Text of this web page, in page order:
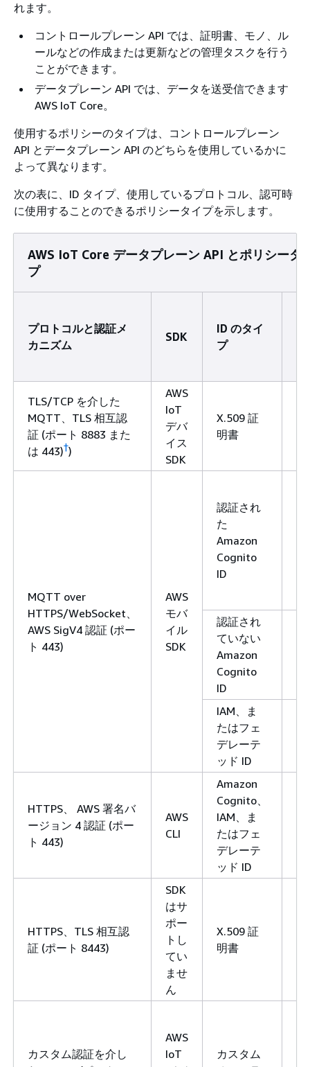
れます。
コントロールプレーン API では、証明書、モノ、ル
ールなどの作成または更新などの管理タスクを行う
ことができます。
データプレーン API では、データを送受信できます
AWS IoT Core。
使用するポリシーのタイプは、コントロールプレーン
API とデータプレーン API のどちらを使用しているかに
よって異なります。
次の表に、ID タイプ、使用しているプロトコル、認可時
に使用することのできるポリシータイプを示します。
AWS IoT Core データプレーン API とポリシータ
プ
プロトコルと認証メ
カニズム
SDK
ID のタイ
プ
TLS/TCP を介した
MQTT、TLS 相互認
証 (ポート 8883 また
は 443)†)
AWS
IoT
デバ
イス
SDK
X.509 証
明書
MQTT over
HTTPS/WebSocket、
AWS SigV4 認証 (ポー
ト 443)
AWS
モバ
イル
SDK
認証され
た
Amazon
Cognito
ID
認証され
ていない
Amazon
Cognito
ID
IAM、ま
たはフェ
デレーテ
ッド ID
HTTPS、 AWS 署名バ
ージョン 4 認証 (ポー
ト 443)
AWS
CLI
Amazon
Cognito、
IAM、ま
たはフェ
デレーテ
ッド ID
HTTPS、TLS 相互認
証 (ポート 8443)
SDK
はサ
ポー
トし
てい
ませ
ん
X.509 証
明書
カスタム認証を介し
AWS
IoT
カスタム